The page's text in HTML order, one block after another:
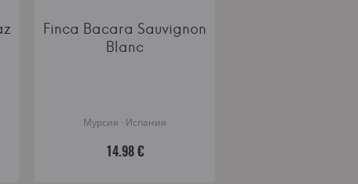
Finca Bacara Sauvignon
Blanc
Мурсия · Испания
14.98 €